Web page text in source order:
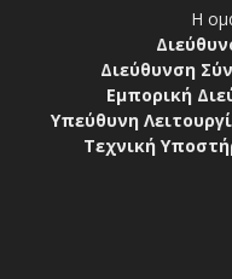
Η
Διεύθυνση
Εμπορική
Υπεύθυνη
Τεχνική